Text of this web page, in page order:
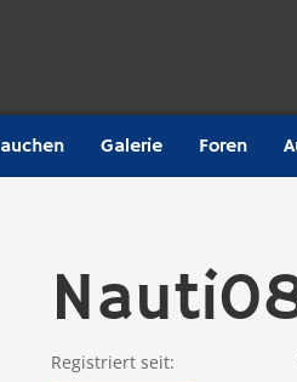
Galerie Foren
Registriert seit